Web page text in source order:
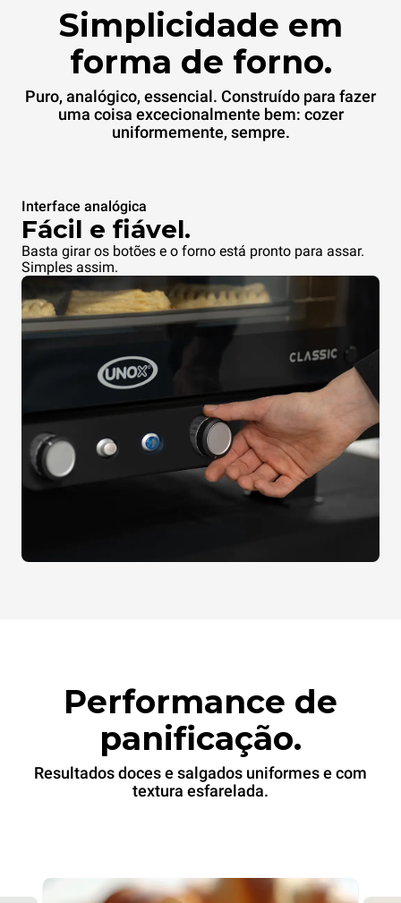
Simplicidade em
forma de forno.
Puro, analógico, essencial. Construído para fazer
uma coisa excecionalmente bem: cozer
uniformemente, sempre.
Interface analógica
Fácil e fiável.
Basta girar os botões e o forno está pronto para assar.
Simples assim.
Performance de
panificação.
Resultados doces e salgados uniformes e com
textura esfarelada.